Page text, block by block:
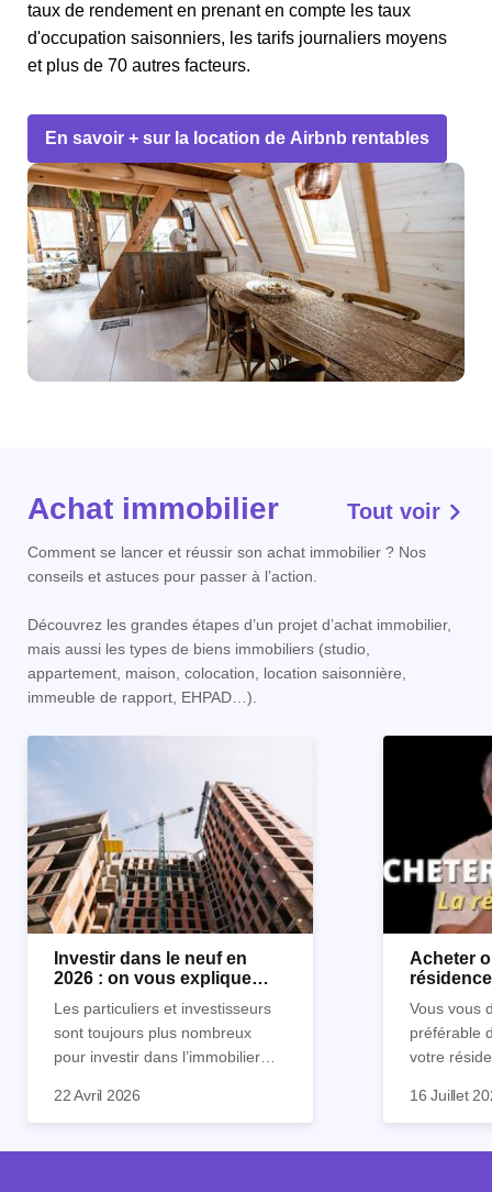
taux de rendement en prenant en compte les taux
d'occupation saisonniers, les tarifs journaliers moyens
et plus de 70 autres facteurs.
En savoir + sur la location de Airbnb rentables
Achat immobilier Tout voir
Comment se lancer et réussir son achat immobilier ? Nos
conseils et astuces pour passer à l’action.
Découvrez les grandes étapes d’un projet d’achat immobilier,
mais aussi les types de biens immobiliers (studio,
appartement, maison, colocation, location saisonnière,
immeuble de rapport, EHPAD…).
Investir dans le neuf en
2026 : on vous explique
Les particuliers et investisseurs
sont toujours plus nombreux
pour investir dans l’immobilier
nombreux avantages à choisir ce
expliquons tout dans cet article.
22 Avril 2026
Acheter
Vous vous
préférable
votre
pour
la règle
fenêtres"
16 Juillet